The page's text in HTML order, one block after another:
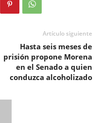
Artículo siguiente
Hasta seis meses de
prisión propone Morena
en el Senado a quien
conduzca alcoholizado